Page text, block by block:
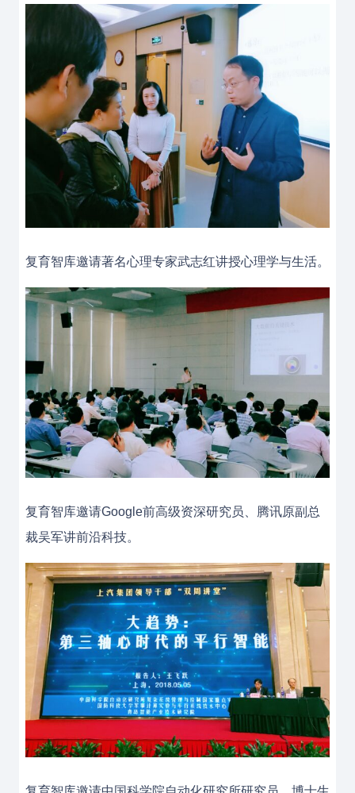
复育智库邀请著名心理专家武志红讲授心理学与生活。
复育智库邀请Google前高级资深研究员、腾讯原副总
裁吴军讲前沿科技。